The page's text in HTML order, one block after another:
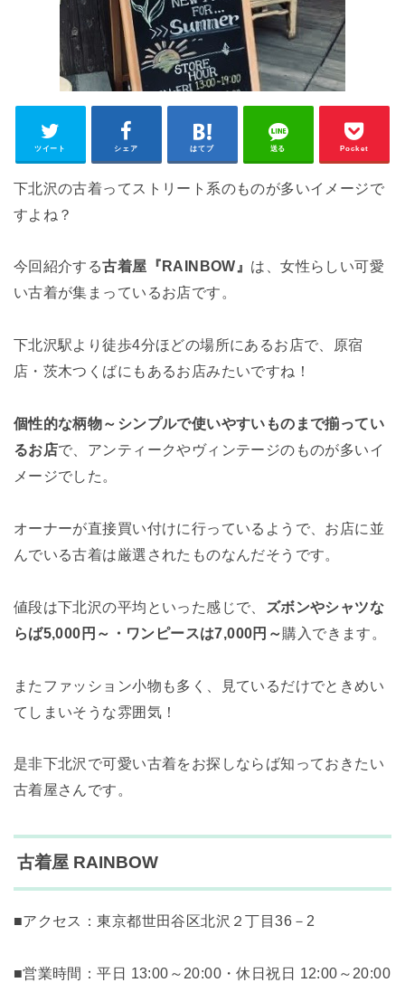
ツイート シェア はてブ 送る Pocket
下北沢の古着ってストリート系のものが多いイメージで
すよね？
今回紹介する古着屋『RAINBOW』 は、女性らしい可愛
い古着が集まっているお店です。
下北沢駅より徒歩4分ほどの場所にあるお店で、原宿
店・茨木つくばにもあるお店みたいですね！
個性的な柄物～シンプルで使いやすいものまで揃ってい
るお店で、アンティークやヴィンテージのものが多いイ
メージでした。
オーナーが直接買い付けに行っているようで、お店に並
んでいる古着は厳選されたものなんだそうです。
値段は下北沢の平均といった感じで、
ズボンやシャツな
らば5,000円～・ワンピースは7,000円～購入できます。
またファッション小物も多く、見ているだけでときめい
てしまいそうな雰囲気！
是非下北沢で可愛い古着をお探しならば知っておきたい
古着屋さんです。
古着屋 RAINBOW
■アクセス：東京都世田谷区北沢２丁目36－2
■営業時間：平日 13:00～20:00・休日祝日 12:00～20:00